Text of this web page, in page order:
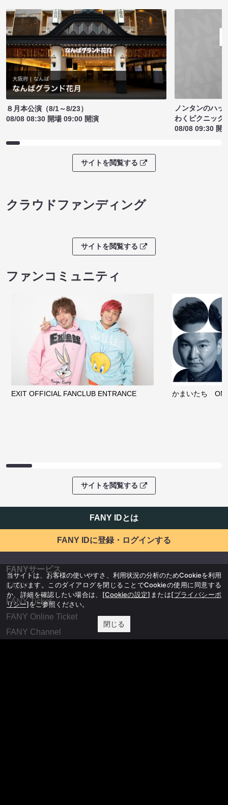
８月本公演（8/1～8/23）
08/08 08:30 開場 09:00 開演
ノンタンのハッ
わくピクニック
08/08 09:30 開
サイトを閲覧する
クラウドファンディング
サイトを閲覧する
ファンコミュニティ
EXIT OFFICIAL FANCLUB ENTRANCE かまいたち
サイトを閲覧する
FANY IDとは
FANY IDに登録・ログインする
FANYサービス
FANY
FANY Ticket
FANY Online Ticket
FANY Channel
当サイトは、お客様の使いやすさ、利用状況の分析のためCookieを利用
しています。このダイアログを閉じることでCookieの使用に同意する
か、詳細を確認したい場合は、 [Cookieの設定] または[プライバシーポ
リシー]をご参照ください。
閉じる